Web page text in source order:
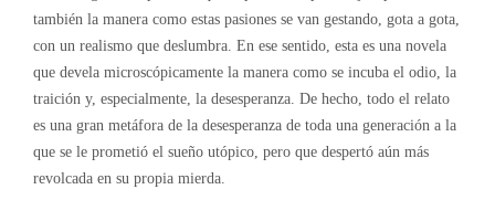
también la manera como estas pasiones se van gestando, gota a gota,
con un realismo que deslumbra. En ese sentido, esta es una novela
que devela microscópicamente la manera como se incuba el odio, la
traición y, especialmente, la desesperanza. De hecho, todo el relato
es una gran metáfora de la desesperanza de toda una generación a la
que se le prometió el sueño utópico, pero que despertó aún más
revolcada en su propia mierda.